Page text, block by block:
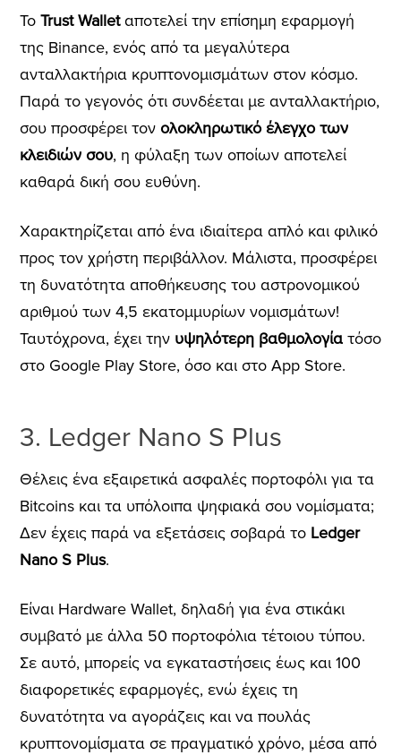
Το Trust Walletαποτελεί την επίσημη εφαρμογή
της Binance, ενός από τα μεγαλύτερα
ανταλλακτήρια κρυπτονομισμάτων στον κόσμο.
Παρά το γεγονός ότι συνδέεται με ανταλλακτήριο,
σου προσφέρει τον ολοκληρωτικό έλεγχο των
κλειδιών σου, η φύλαξη των οποίων αποτελεί
καθαρά δική σου ευθύνη.
Χαρακτηρίζεται από ένα ιδιαίτερα απλό και φιλικό
προς τον χρήστη περιβάλλον. Μάλιστα, προσφέρει
τη δυνατότητα αποθήκευσης του αστρονομικού
αριθμού των 4,5 εκατομμυρίων νομισμάτων!
Ταυτόχρονα, έχει την υψηλότερη βαθμολογία τόσο
στο Google Play Store, όσο και στο App Store.
3. Ledger Nano S Plus
Θέλεις ένα εξαιρετικά ασφαλές πορτοφόλι για τα
Bitcoins και τα υπόλοιπα ψηφιακά σου νομίσματα;
Δεν έχεις παρά να εξετάσεις σοβαρά το Ledger
Nano S Plus.
Είναι Hardware Wallet, δηλαδή για ένα στικάκι
συμβατό με άλλα 50 πορτοφόλια τέτοιου τύπου.
Σε αυτό, μπορείς να εγκαταστήσεις έως και 100
διαφορετικές εφαρμογές, ενώ έχεις τη
δυνατότητα να αγοράζεις και να πουλάς
κρυπτονομίσματα σε πραγματικό χρόνο, μέσα από